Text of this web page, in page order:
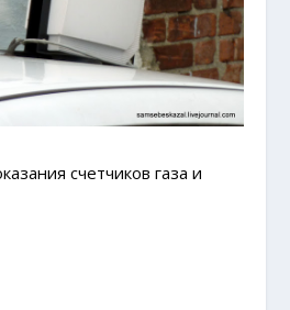
счетчиков газа и